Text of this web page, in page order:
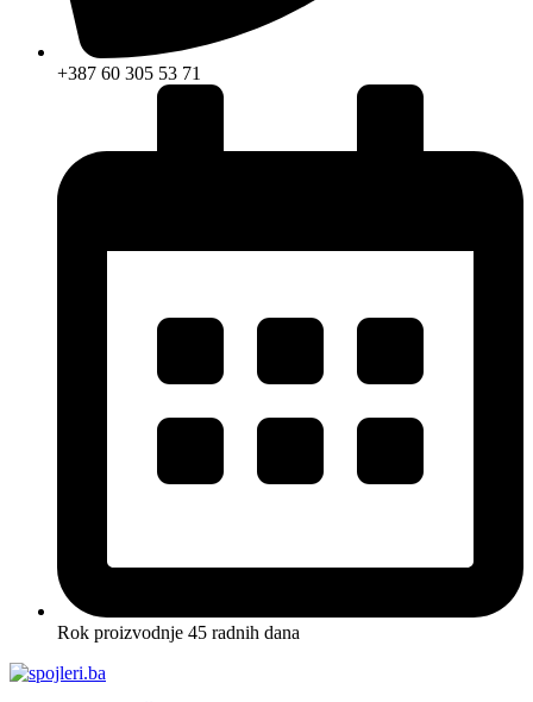
+387 60 305 53 71
Rok proizvodnje 45 radnih dana